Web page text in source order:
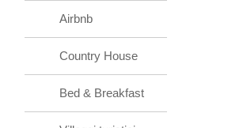
Airbnb
Country House
Bed & Breakfast